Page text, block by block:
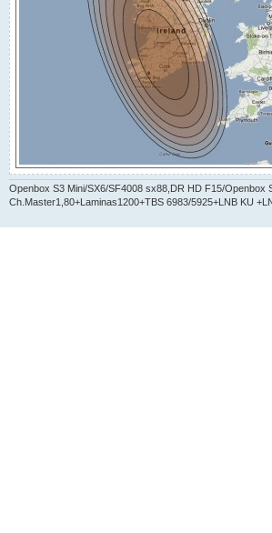
Openbox S3 Mini/SX6/SF4008 sx88,DR HD F15/Openbox
Ch.Master1,80+Laminas1200+TBS 6983/5925+LNB KU